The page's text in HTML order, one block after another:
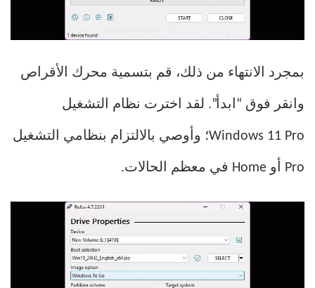
بمجرد الانتهاء من ذلك، قم بتسمية محرك الأقراص
وانقر فوق “ابدأ”. لقد اخترت نظام التشغيل
Windows 11 Pro؛ وأوصي بالالتزام بنظامي التشغيل
Pro أو Home في معظم الحالات.